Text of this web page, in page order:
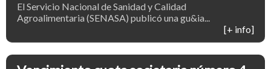
El Servicio Nacional de Sanidad y Calidad
Agroalimentaria (SENASA) publicó una gu&ia...
[+ info]